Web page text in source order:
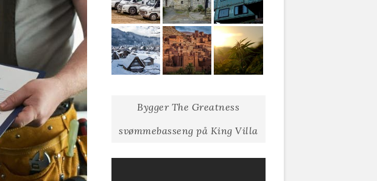
Bygger The Greatness
svømmebasseng på King Villa